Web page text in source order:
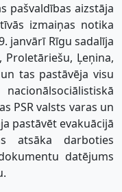
pašvaldības aizstāja
izmaiņas notika
janvārī Rīgu sadalīja
Proletāriešu, Ļeņina,
tas pastāvēja visu
PSR valsts varas un
pastāvēt evakuācijā
atsāka darboties
datējums